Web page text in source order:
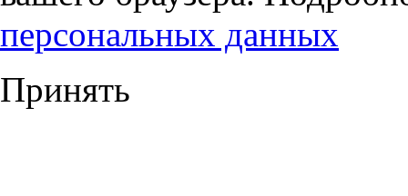
персональных данных
Принять